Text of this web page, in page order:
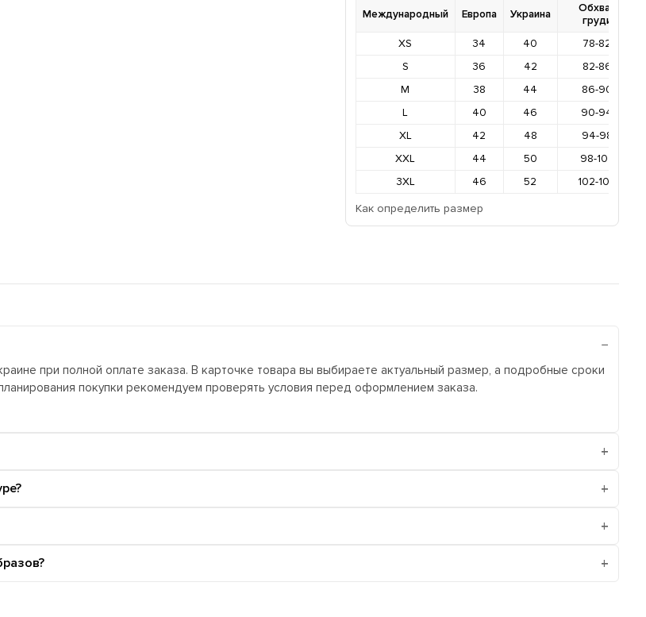
Международный Европа Украина
Обхват
груди
XS
34 40
78-82
S
36 42
82-86
M
38 44
86-90
L
40 46
90-94
XL
42 48
94-98
XXL
44 50
98-102
3XL
46 52
102-106
Как определить размер
при полной оплате заказа. В карточке товара вы выбираете актуальный размер, а подробные сроки
покупки рекомендуем проверять условия перед оформлением заказа.